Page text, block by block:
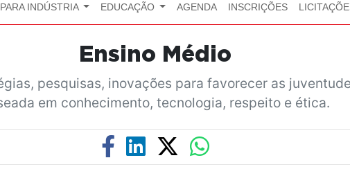
PARA INDÚSTRIA EDUCAÇÃO AGENDA INSCRIÇÕES
Ensino Médio
pesquisas, inovações para favorecer as
em conhecimento, tecnologia, respeito e ética.